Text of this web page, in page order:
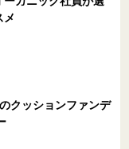
メ
クッションファンデ